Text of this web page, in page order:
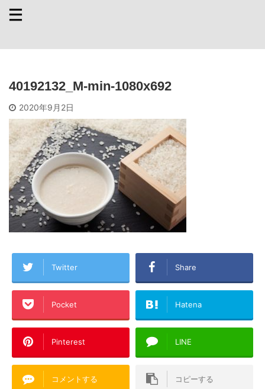
40192132_M-min-1080x692
2020年9月2日
Twitter Share
Pocket Hatena
Pinterest LINE
コメントする コピーする